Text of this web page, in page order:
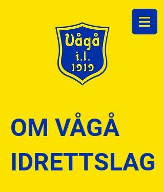
OM VÅGÅ
IDRETTSLAG